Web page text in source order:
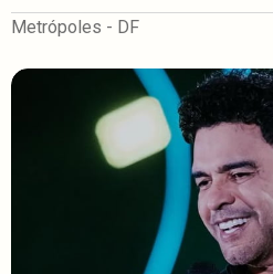
Metrópoles - DF